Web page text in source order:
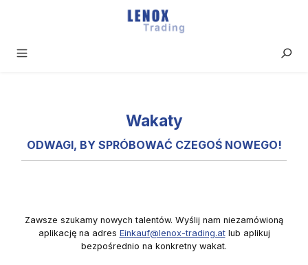
Przejdź do głównej zawartości
Wakaty
ODWAGI, BY SPRÓBOWAĆ CZEGOŚ NOWEGO!
Zawsze szukamy nowych talentów. Wyślij nam niezamówioną
aplikację na adres Einkauf@lenox-trading.atlub aplikuj
bezpośrednio na konkretny wakat.